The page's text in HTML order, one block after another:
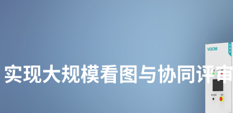
现大规模看图与协同评审